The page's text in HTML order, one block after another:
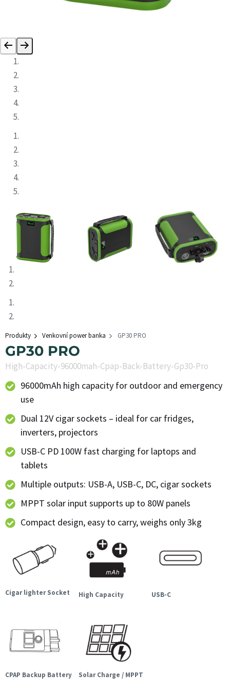
Produkty Venkovní power banka GP30 PRO
GP30 PRO
High-Capacity-96000mah-Cpap-Back-Battery-Gp30-Pro
96000mAh high capacity for outdoor and emergency
use
Dual 12V cigar sockets – ideal for car fridges,
inverters, projectors
USB-C PD 100W fast charging for laptops and
tablets
Multiple outputs: USB-A, USB-C, DC, cigar sockets
MPPT solar input supports up to 80W panels
Compact design, easy to carry, weighs only 3kg
Cigar lighter Socket High Capacity USB-C
CPAP Backup Battery Solar Charge / MPPT